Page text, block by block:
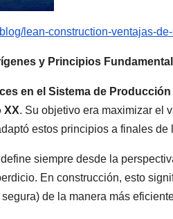
lean-construction-ventajas-
y Principios
en el Sistema de
XX. Su objetivo era maximizar el
estos principios a finales
siempre desde la
En construcción, esto
de la manera más